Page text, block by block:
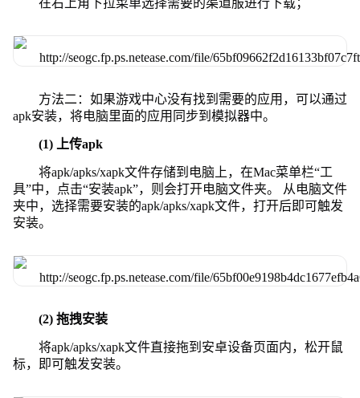
在右上角下拉菜单选择需要的渠道服进行下载；
方法二：如果游戏中心没有找到需要的应用，可以通过
apk安装，将电脑里面的应用同步到模拟器中。
(1) 上传apk
将apk/apks/xapk文件存储到电脑上，在Mac菜单栏“工
具”中，点击“安装apk”，则会打开电脑文件夹。 从电脑文件
夹中，选择需要安装的apk/apks/xapk文件，打开后即可触发
安装。
(2) 拖拽安装
将apk/apks/xapk文件直接拖到安卓设备页面内，松开鼠
标，即可触发安装。